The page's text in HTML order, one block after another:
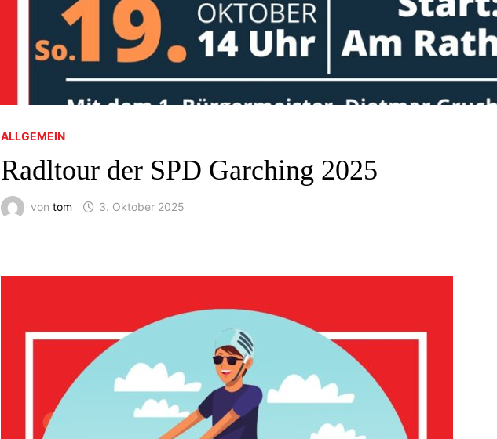
ALLGEMEIN
Radltour der SPD Garching 2025
von tom 3. Oktober 2025